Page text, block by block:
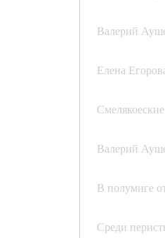
Валерий
Елена
Валерий
В полумиге
Среди